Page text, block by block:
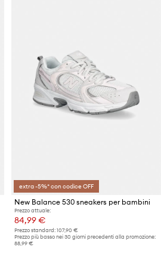
extra -5%* con codice OFF
New Balance 530 sneakers per bambini
Prezzo attuale:
84,99 €
Prezzo standard: 107,90 €
Prezzo più basso nei 30 giorni precedenti alla promozione:
88,99 €